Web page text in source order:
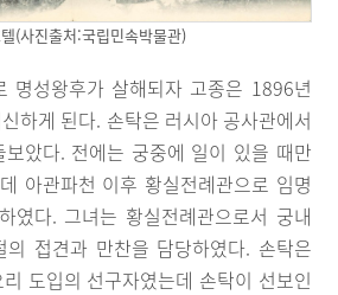
(사진출처:국립민속박물관)
명성왕후가 살해되자 고종은 1896년
하게 된다. 손탁은 러시아 공사관에서
았다. 전에는 궁중에 일이 있을 때만
아관파천 이후 황실전례관으로 임명
였다. 그녀는 황실전례관으로서 궁내
의 접견과 만찬을 담당하였다. 손탁은
도입의 선구자였는데 손탁이 선보인